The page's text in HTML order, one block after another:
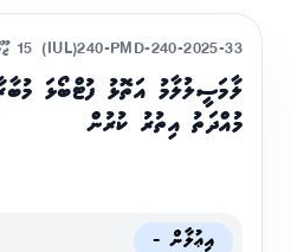
(IUL)240-PMD-240-2025-33 15 ޖޫން 2025
ލާމަސީލުލާމު އަތޮޅު ފުޓްބޯޅަ
މުއްދަތު އިތުރު ކުރުން
އިޢުލާން -